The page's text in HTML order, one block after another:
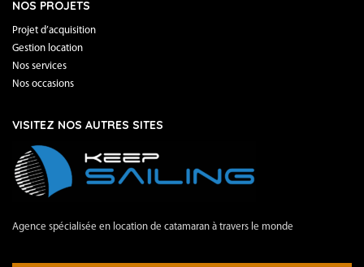
NOS PROJETS
Projet d’acquisition
Gestion location
Nos services
Nos occasions
VISITEZ NOS AUTRES SITES
Agence spécialisée en location de catamaran à travers le monde